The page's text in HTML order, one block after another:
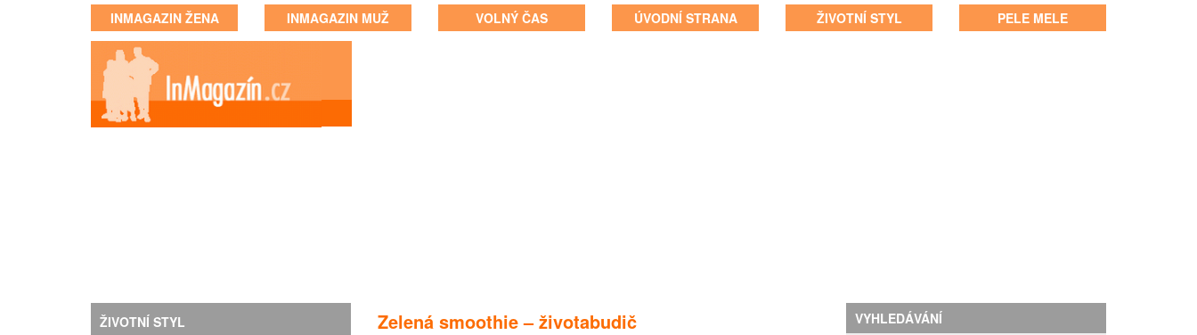
INMAGAZIN ŽENA INMAGAZIN MUŽ VOLNÝ ČAS ÚVODNÍ STRANA ŽIVOTNÍ STYL PELE MELE
ŽIVOTNÍ STYL
Zelená smoothie – životabudič VYHLEDÁVÁNÍ